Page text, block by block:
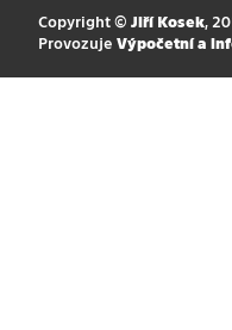
Copyright © Jiří Kosek,
Provozuje Výpočetní a